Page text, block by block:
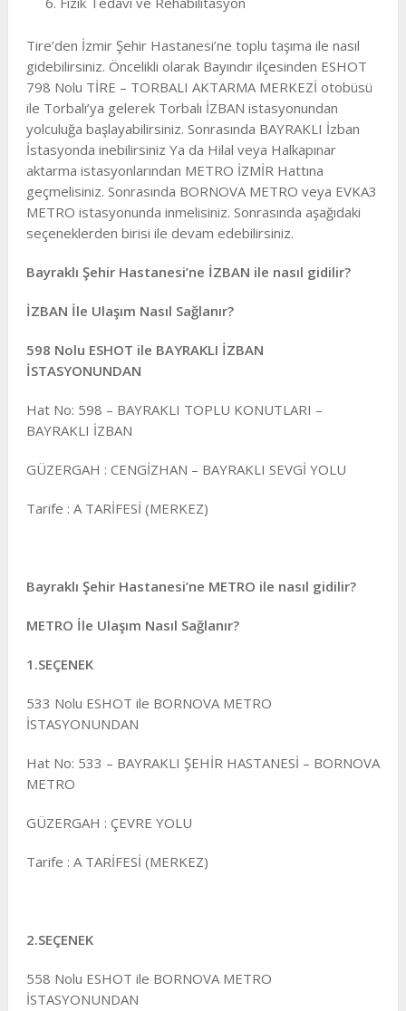
Tire’den İzmir Şehir Hastanesi’ne toplu taşıma ile nasıl
gidebilirsiniz. Öncelikli olarak Bayındır ilçesinden ESHOT
798 Nolu TİRE – TORBALI AKTARMA MERKEZİ otobüsü
ile Torbalı’ya gelerek Torbalı İZBAN istasyonundan
yolculuğa başlayabilirsiniz. Sonrasında BAYRAKLI İzban
İstasyonda inebilirsiniz Ya da Hilal veya Halkapınar
aktarma istasyonlarından METRO İZMİR Hattına
geçmelisiniz. Sonrasında BORNOVA METRO veya EVKA3
METRO istasyonunda inmelisiniz. Sonrasında aşağıdaki
seçeneklerden birisi ile devam edebilirsiniz.
Bayraklı Şehir Hastanesi’ne İZBAN ile nasıl gidilir?
İZBAN İle Ulaşım Nasıl Sağlanır?
598 Nolu ESHOT ile BAYRAKLI İZBAN
İSTASYONUNDAN
Hat No: 598 – BAYRAKLI TOPLU KONUTLARI –
BAYRAKLI İZBAN
GÜZERGAH : CENGİZHAN – BAYRAKLI SEVGİ YOLU
Tarife : A TARİFESİ (MERKEZ)
Bayraklı Şehir Hastanesi’ne METRO ile nasıl gidilir?
METRO İle Ulaşım Nasıl Sağlanır?
1.SEÇENEK
533 Nolu ESHOT ile BORNOVA METRO
İSTASYONUNDAN
Hat No: 533 – BAYRAKLI ŞEHİR HASTANESİ – BORNOVA
METRO
GÜZERGAH : ÇEVRE YOLU
Tarife : A TARİFESİ (MERKEZ)
2.SEÇENEK
558 Nolu ESHOT ile BORNOVA METRO
İSTASYONUNDAN